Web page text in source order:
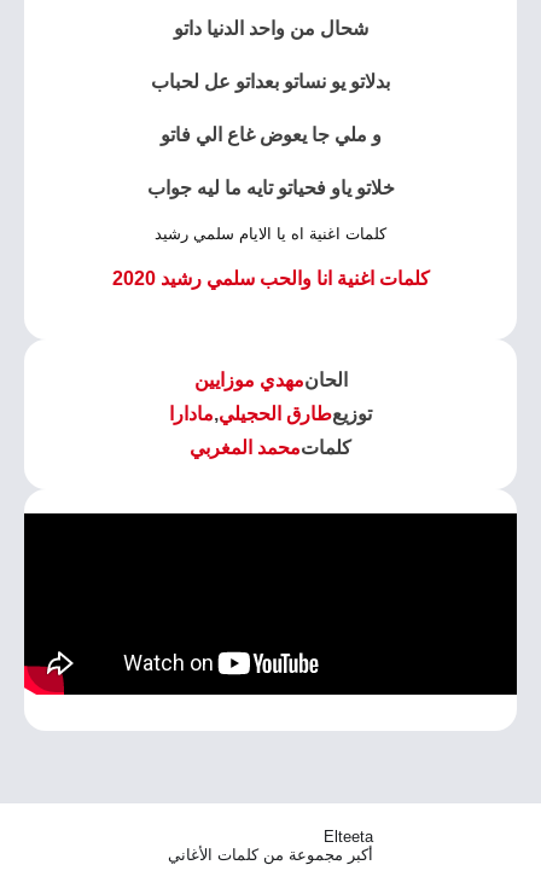
شحال من واحد الدنيا داتو
بدلاتو يو نساتو بعداتو عل لحباب
و ملي جا يعوض غاع الي فاتو
خلاتو ياو فحياتو تايه ما ليه جواب
كلمات اغنية اه يا الايام سلمي رشيد
كلمات اغنية انا والحب سلمي رشيد 2020
الحانمهدي موزايين
توزيعطارق الحجيلي,مادارا
كلماتمحمد المغربي
Elteeta
أكبر مجموعة من كلمات الأغاني